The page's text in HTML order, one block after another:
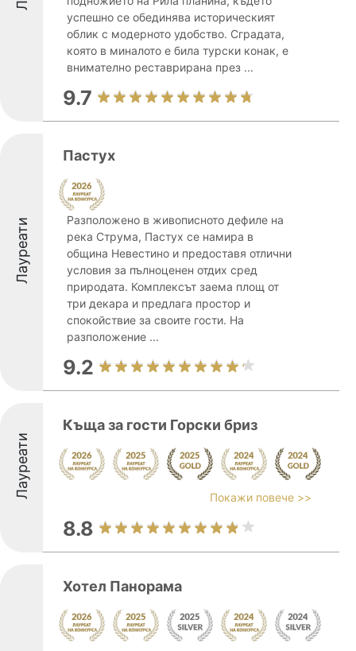
успешно се обединява историческият
облик с модерното удобство. Сградата,
която в миналото е била турски конак, е
внимателно реставрирана през ...
9.7
Лауреати
Пастух
Разположено в живописното дефиле на
река Струма, Пастух се намира в
община Невестино и предоставя отлични
условия за пълноценен отдих сред
природата. Комплексът заема площ от
три декара и предлага простор и
спокойствие за своите гости. На
разположение ...
9.2
Лауреати
Къща за гости Горски бриз
Покажи повече >>
8.8
Хотел Панорама